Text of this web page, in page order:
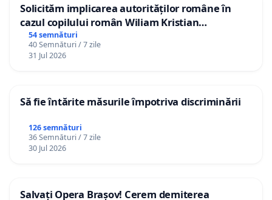
Solicităm implicarea autorităților române în
cazul copilului român Wiliam Kristian
Gheorghe, aflat în plasament în Danemarca de
12 ani
54 semnături
40 Semnături / 7 zile
31 Jul 2026
Să fie întărite măsurile împotriva discriminării
126 semnături
36 Semnături / 7 zile
30 Jul 2026
Salvați Opera Brașov! Cerem demiterea